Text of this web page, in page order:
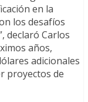
en la
los desafíos
declaró Carlos
años,
adicionales
proyectos de